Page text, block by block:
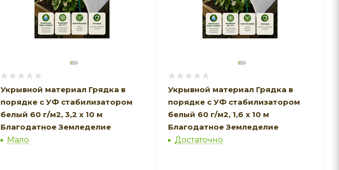
Укрывной материал Грядка в
порядке с УФ стабилизатором
белый 60 г/м2, 3,2 х 10 м
Благодатное Земледелие
Мало
Укрывной материал Грядка в
порядке с УФ стабилизатором
белый 60 г/м2, 1,6 х 10 м
Благодатное Земледелие
Достаточно